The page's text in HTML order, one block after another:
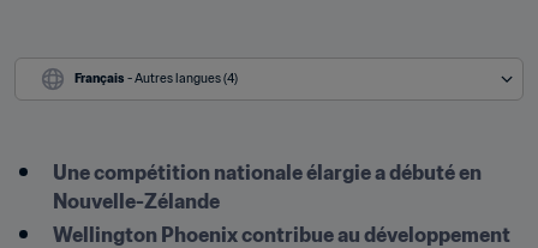
Français - Autres langues (4)
Une compétition nationale élargie a débuté en
Nouvelle-Zélande
Wellington Phoenix contribue au développement